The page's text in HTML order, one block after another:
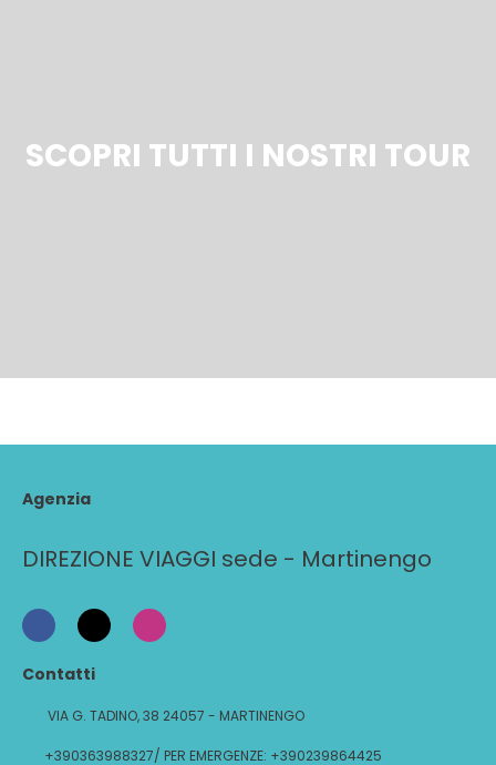
SCOPRI TUTTI I NOSTRI TOUR
Agenzia
DIREZIONE VIAGGI sede - Martinengo
Contatti
VIA G. TADINO, 38 24057 - MARTINENGO
+390363988327/ PER EMERGENZE: +390239864425